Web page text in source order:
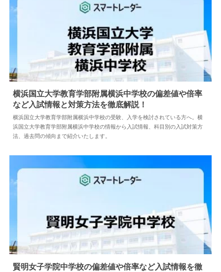
中学情報 2024.04.18
横浜国立大学教育学部附属横浜中学校の偏差値や倍率
など入試情報と対策方法を徹底解説！
横浜国立大学教育学部附属横浜中学校の受験、入学を検討されている方へ。横
浜国立大学教育学部附属横浜中学校の情報から入試情報、科目別の入試対策方
法、過去問の傾向まで紹介いたします。
賢明女子学院中学校の偏差値や倍率など入試情報を徹